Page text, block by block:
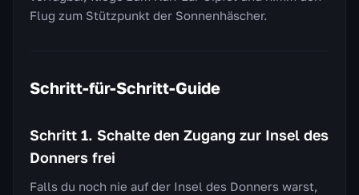
Flug zum Stützpunkt der Sonnenhäscher.
Schritt-für-Schritt-Guide
Schritt 1. Schalte den Zugang zur Insel des
Donners frei
Falls du noch nie auf der Insel des Donners warst,